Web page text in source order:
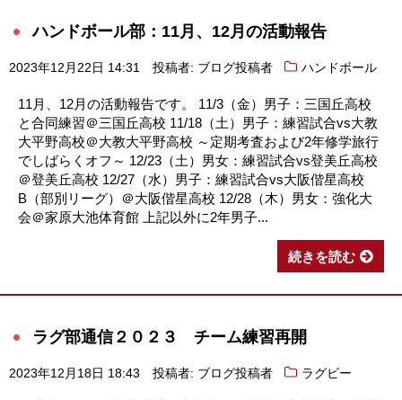
ハンドボール部：11月、12月の活動報告
2023年12月22日 14:31 投稿者: ブログ投稿者 ハンドボール
11月、12月の活動報告です。 11/3（金）男子：三国丘高校
と合同練習＠三国丘高校 11/18（土）男子：練習試合vs大教
大平野高校＠大教大平野高校 ～定期考査および2年修学旅行
でしばらくオフ～ 12/23（土）男女：練習試合vs登美丘高校
＠登美丘高校 12/27（水）男子：練習試合vs大阪偕星高校
B（部別リーグ）＠大阪偕星高校 12/28（木）男女：強化大
会＠家原大池体育館 上記以外に2年男子...
続きを読む
ラグ部通信２０２３ チーム練習再開
2023年12月18日 18:43 投稿者: ブログ投稿者 ラグビー